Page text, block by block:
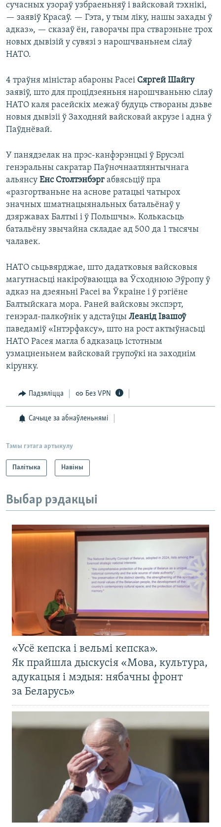
сучасных узораў узбраеньняў і вайсковай тэхнікі,
— заявіў Красаў. — Гэта, у тым ліку, нашы захады ў
адказ», — сказаў ён, гаворачы пра стварэньне трох
новых дывізій у сувязі з нарошчваньнем сілаў
НАТО.
4 траўня міністар абароны Расеі Сяргей Шайгу
заявіў, што для процідзеяньня нарошчваньню сілаў
НАТО каля расейскіх межаў будуць створаны дзьве
новыя дывізіі ў Заходняй вайсковай акрузе і адна ў
Паўднёвай.
У панядзелак на прэс-канфэрэнцыі ў Брусэлі
генэральны сакратар Паўночнаатлянтычнага
альянсу Енс Столтэнбэрг абвясьціў пра
«разгортваньне на аснове ратацыі чатырох
значных шматнацыянальных батальёнаў у
дзяржавах Балтыі і ў Польшчы». Колькасьць
батальёну звычайна складае ад 500 да 1 тысячы
чалавек.
НАТО сьцьвярджае, што дадатковыя вайсковыя
магутнасьці накіроўваюцца ва Ўсходнюю Эўропу ў
адказ на дзеяньні Расеі ва Ўкраіне і ў рэгіёне
Балтыйскага мора. Раней вайсковы экспэрт,
генэрал-палкоўнік у адстаўцы Леанід Івашоў
паведаміў «Інтэрфаксу», што на рост актыўнасьці
НАТО Расея магла б адказаць істотным
узмацненьнем вайсковай групоўкі на заходнім
кірунку.
Падзяліцца Без VPN
Сачыце за абнаўленьнямі
Тэмы гэтага артыкулу
Палітыка Навіны
Выбар рэдакцыі
«Усё кепска і вельмі кепска».
Як прайшла дыскусія «Мова, культура,
адукацыя і мэдыя: нябачны фронт
за Беларусь»